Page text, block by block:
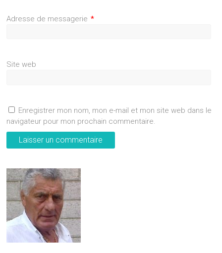
Adresse de messagerie *
Site web
Enregistrer mon nom, mon e-mail et mon site web dans le
navigateur pour mon prochain commentaire.